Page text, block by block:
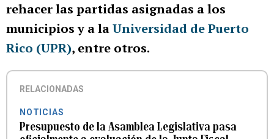
rehacer las partidas asignadas a los
municipios y a laUniversidad de Puerto
Rico (UPR), entre otros.
RELACIONADAS
NOTICIAS
Presupuesto de la Asamblea Legislativa pasa